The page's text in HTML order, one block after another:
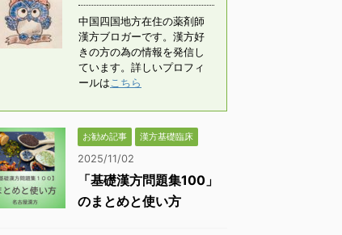
中国四国地方在住の薬剤師
漢方ブロガーです。漢方好
きの方の為の情報を発信し
ています。詳しいプロフィ
ールはこちら
お勧め記事 漢方基礎臨床
2025/11/02
「基礎漢方問題集100」
のまとめと使い方